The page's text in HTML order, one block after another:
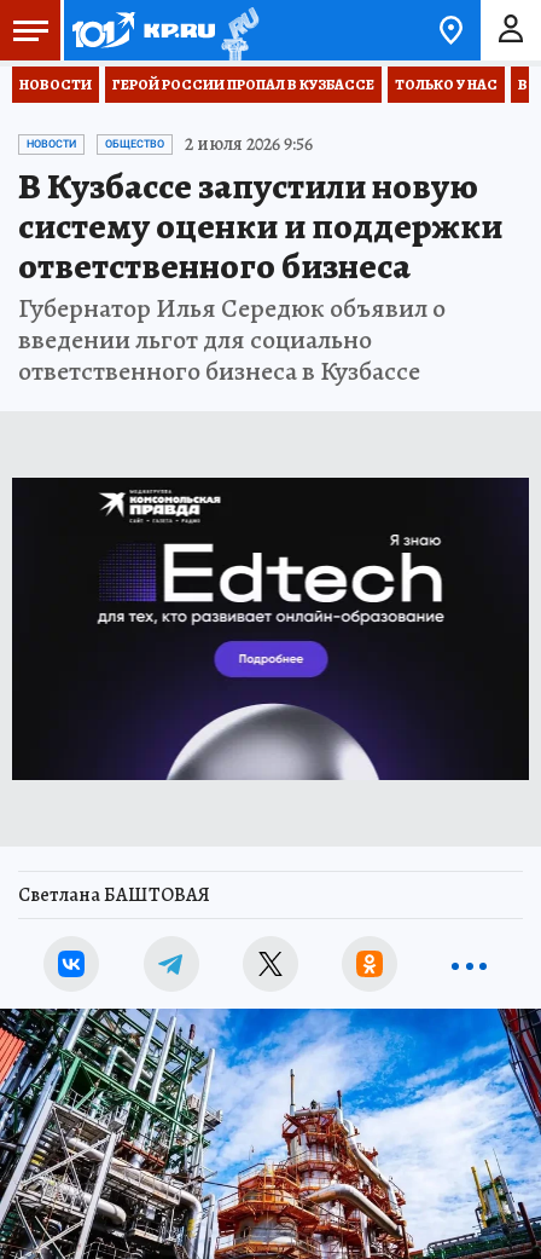
НОВОСТИ ГЕРОЙ РОССИИ ПРОПАЛ В КУЗБАССЕ ТОЛЬКО У НАС
НОВОСТИ ОБЩЕСТВО 2 июля 2026 9:56
В Кузбассе запустили новую
систему оценки и поддержки
ответственного бизнеса
Губернатор Илья Середюк объявил о
введении льгот для социально
ответственного бизнеса в Кузбассе
Светлана БАШТОВАЯ